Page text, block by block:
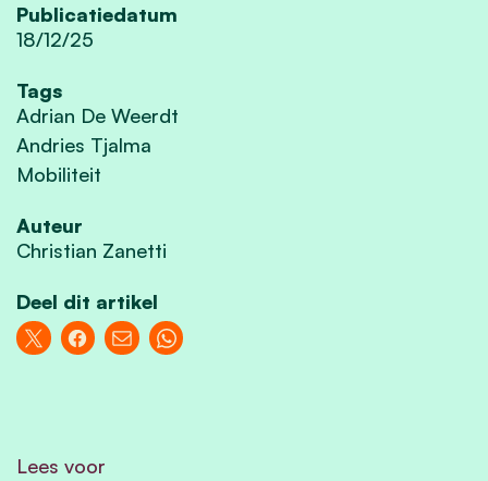
Publicatiedatum
18/12/25
Tags
Adrian De Weerdt
Andries Tjalma
Mobiliteit
Auteur
Christian Zanetti
Deel dit artikel
Lees voor